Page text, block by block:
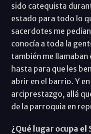
sido catequista
estado para todo lo
sacerdotes me
conocía a toda la
también me
hasta para que les
abrir en el barrio. Y
arciprestazgo, allá
de la parroquia en
¿Qué lugar ocupa el